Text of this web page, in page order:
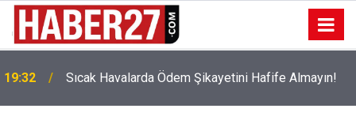
19:32 Sıcak Havalarda Ödem Şikayetini Hafife Almayın!